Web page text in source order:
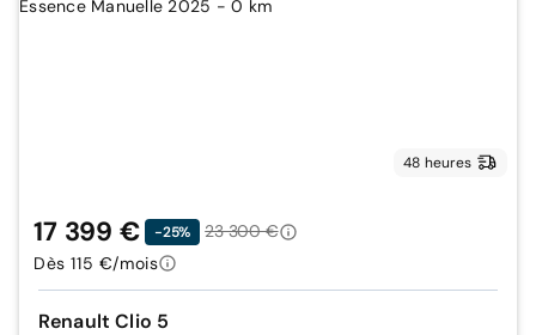
48 heures
Renault Clio 5
17 399 € -25%
23 300 €
Dès 115 €/mois